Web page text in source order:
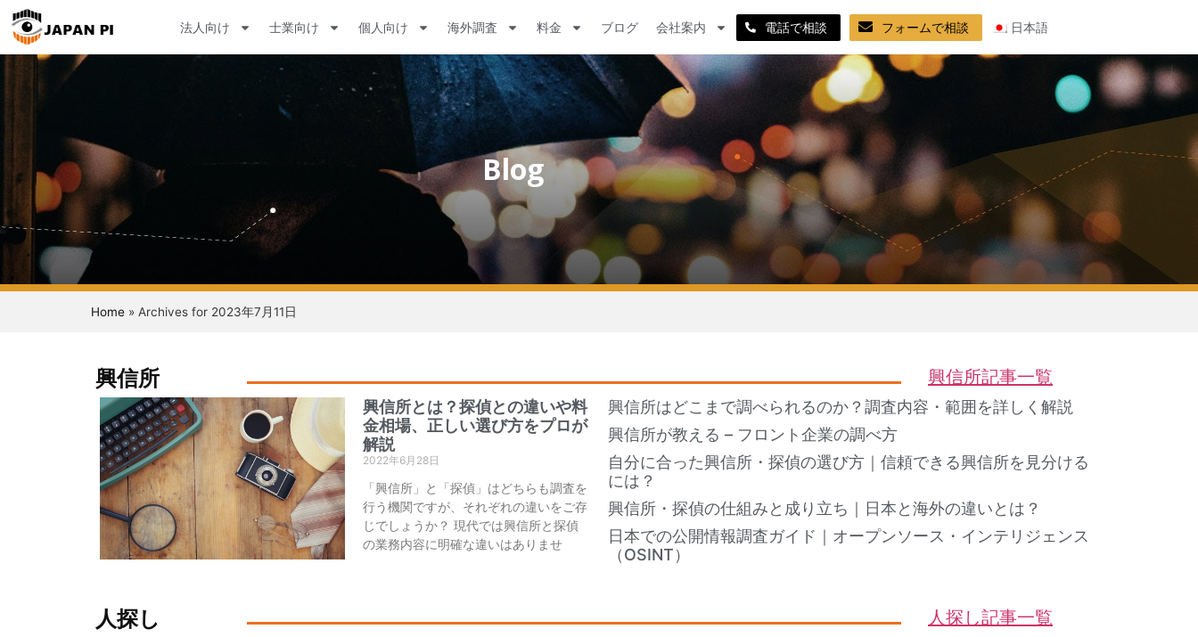
法人向け 士業向け 個人向け 海外調査 料金 ブログ 会社案内 電話で相談 フォームで相談 日本語
Blog
Home » Archives for 2023年7月11日
興信所 興信所記事一覧
興信所とは？探偵との違いや料
金相場、正しい選び方をプロが
解説
2022年6月28日
「興信所」と「探偵」はどちらも調査を
行う機関ですが、それぞれの違いをご存
じでしょうか？ 現代では興信所と探偵
の業務内容に明確な違いはありませ
興信所はどこまで調べられるのか？調査内容・範囲を詳しく解説
興信所が教える – フロント企業の調べ方
自分に合った興信所・探偵の選び方｜信頼できる興信所を見分ける
には？
興信所・探偵の仕組みと成り立ち｜日本と海外の違いとは？
日本での公開情報調査ガイド｜オープンソース・インテリジェンス
（OSINT）
人探し 人探し記事一覧